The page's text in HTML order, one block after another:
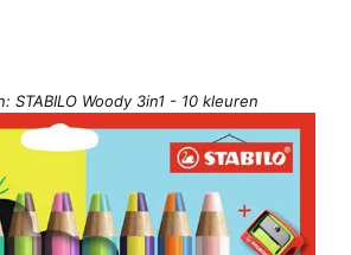
STABILO Woody 3in1 - 10 kleuren